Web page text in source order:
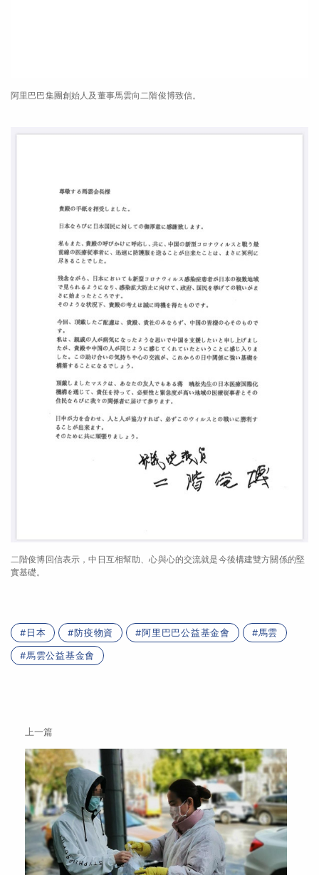
阿里巴巴集團創始人及董事馬雲向二階俊博致信。
二階俊博回信表示，中日互相幫助、心與心的交流就是今後構建雙方關係的堅
實基礎。
日本 防疫物資 阿里巴巴公益基金會 馬雲
馬雲公益基金會
上一篇